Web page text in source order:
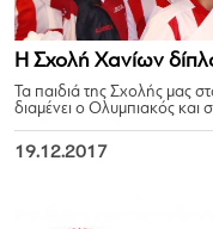
Η Σχολή Χανίων
Τα παιδιά της Σχολής μας
διαμένει ο Ολυμπιακός και
19.12.2017